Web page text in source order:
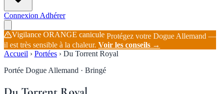
Connexion Adhérer
Vigilance ORANGE canicule Protégez votre Dogue Allemand —
il est très sensible à la chaleur. Voir les conseils →
Accueil › Portées › Du Torrent Royal
Portée Dogue Allemand · Bringé